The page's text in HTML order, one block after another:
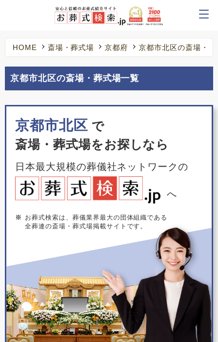
HOME 斎場・葬式場 京都府 京都市北区の斎場・葬
京都市北区の斎場・葬式場一覧
京都市北区 で
斎場・葬式場をお探しなら
日本最大規模の葬儀社ネットワークの
へ
※
お葬式検索は、葬儀業界最大の団体組織である
全葬連の斎場・葬式場掲載サイトです。